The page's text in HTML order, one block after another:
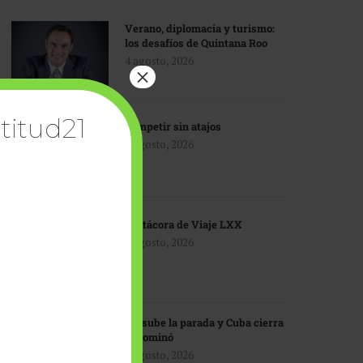
Verano, diplomacia y turismo:
los desafíos de Quintana Roo
4 agosto, 2026
Competir sin atajos
4 agosto, 2026
Bitácora de Viaje LXX
3 agosto, 2026
EU sube la parada y Cuba cierra
el dominó
3 agosto, 2026
×